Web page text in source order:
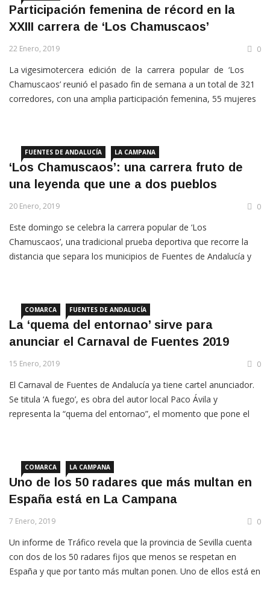
Participación femenina de récord en la
XXIII carrera de ‘Los Chamuscaos’
22 Enero, 2019 0
La vigesimotercera edición de la carrera popular de ‘Los
Chamuscaos’ reunió el pasado fin de semana a un total de 321
corredores, con una amplia participación femenina, 55 mujeres
FUENTES DE ANDALUCÍA LA CAMPANA
‘Los Chamuscaos’: una carrera fruto de
una leyenda que une a dos pueblos
20 Enero, 2019 0
Este domingo se celebra la carrera popular de ‘Los
Chamuscaos’, una tradicional prueba deportiva que recorre la
distancia que separa los municipios de Fuentes de Andalucía y
COMARCA FUENTES DE ANDALUCÍA
La ‘quema del entornao’ sirve para
anunciar el Carnaval de Fuentes 2019
15 Enero, 2019 0
El Carnaval de Fuentes de Andalucía ya tiene cartel anunciador.
Se titula ‘A fuego’, es obra del autor local Paco Ávila y
representa la “quema del entornao”, el momento que pone el
COMARCA LA CAMPANA
Uno de los 50 radares que más multan en
España está en La Campana
7 Enero, 2019 0
Un informe de Tráfico revela que la provincia de Sevilla cuenta
con dos de los 50 radares fijos que menos se respetan en
España y que por tanto más multan ponen. Uno de ellos está en